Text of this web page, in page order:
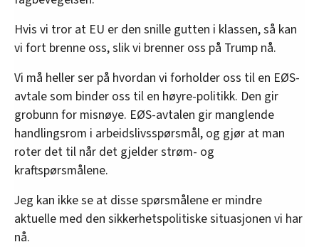
Hvis vi tror at EU er den snille gutten i klassen, så kan
vi fort brenne oss, slik vi brenner oss på Trump nå.
Vi må heller ser på hvordan vi forholder oss til en EØS-
avtale som binder oss til en høyre-politikk. Den gir
grobunn for misnøye. EØS-avtalen gir manglende
handlingsrom i arbeidslivsspørsmål, og gjør at man
roter det til når det gjelder strøm- og
kraftspørsmålene.
Jeg kan ikke se at disse spørsmålene er mindre
aktuelle med den sikkerhetspolitiske situasjonen vi har
nå.